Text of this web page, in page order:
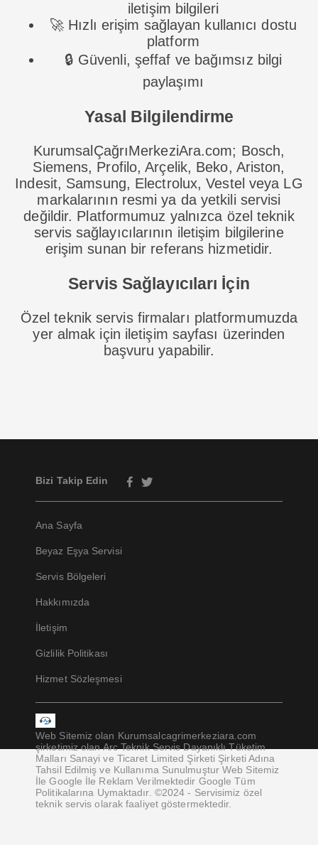
iletişim bilgileri
🚀 Hızlı erişim sağlayan kullanıcı dostu
platform
🔒 Güvenli, şeffaf ve bağımsız bilgi
paylaşımı
Yasal Bilgilendirme
KurumsalÇağrıMerkeziAra.com; Bosch,
Siemens, Profilo, Arçelik, Beko, Ariston,
Indesit, Samsung, Electrolux, Vestel veya LG
markalarının resmi ya da yetkili servisi
değildir. Platformumuz yalnızca özel teknik
servis sağlayıcılarının iletişim bilgilerine
erişim sunan bir referans hizmetidir.
Servis Sağlayıcıları İçin
Özel teknik servis firmaları platformumuzda
yer almak için iletişim sayfası üzerinden
başvuru yapabilir.
Bizi Takip Edin
Ana Sayfa
Beyaz Eşya Servisi
Servis Bölgeleri
Hakkımızda
İletişim
Gizlilik Politikası
Hizmet Sözleşmesi
Web Sitemiz olan Kurumsalcagrimerkeziara.com
şirketimiz olan Arc Teknik Servis Dayanıklı Tüketim
Malları Sanayi ve Ticaret Limited Şirketi Şirketi Adına
Tahsil Edilmiş ve Kullanıma Sunulmuştur Web Sitemiz
İle Google İle Reklam Verilmektedir Google Tüm
Politikalarına Uymaktadır. ©2024 - Servisimiz özel
teknik servis olarak faaliyet göstermektedir.